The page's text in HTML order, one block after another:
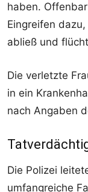
haben.
Eingreifen
abließ und
Die verletzte
in ein
nach Angaben
Die Polizei
umfangreiche